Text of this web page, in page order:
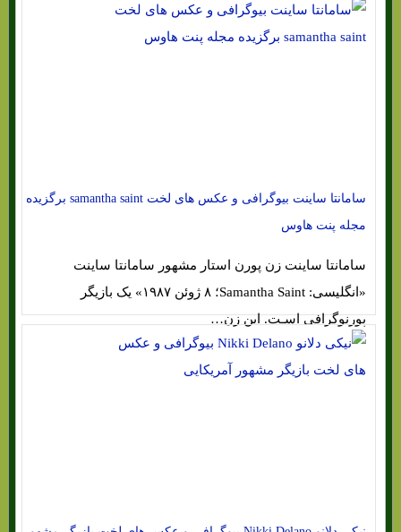
سامانتا ساینت بیوگرافی و عکس های لخت samantha saint برگزیده
مجله پنت‌ هاوس
سامانتا ساینت زن پورن ‌استار مشهور سامانتا ساینت
«انگلیسی: Samantha Saint‎؛ ۸ ژوئن ۱۹۸۷» یک بازیگر
پورنوگرافی اسـت. این زن…